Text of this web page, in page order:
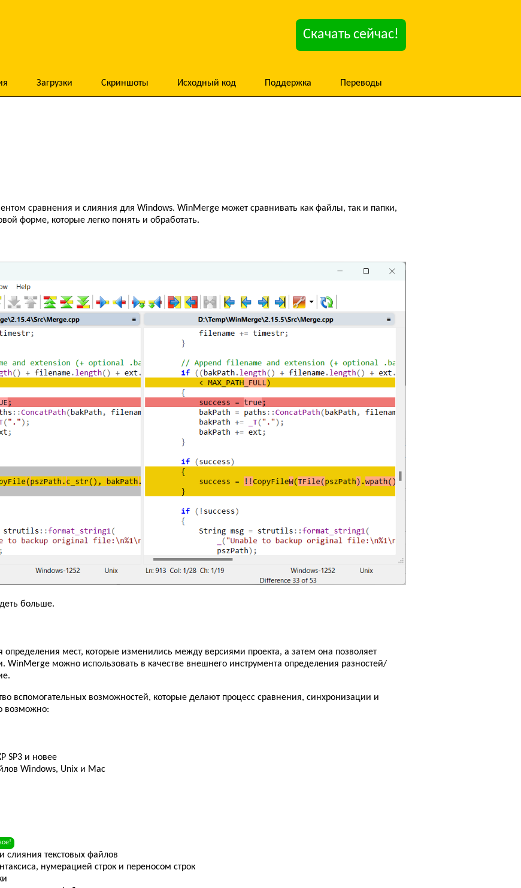
Скачать сейчас!
Загрузки Скриншоты Исходный код Поддержка Переводы
сравнения и слияния для Windows. WinMerge может сравнивать как файлы, так и папки,
форме, которые легко понять и обработать.
больше.
мест, которые изменились между версиями проекта, а затем она позволяет
можно использовать в качестве внешнего инструмента определения разностей/
вспомогательных возможностей, которые делают процесс сравнения, синхронизации и
возможно:
SP3 и новее
Windows, Unix и Mac
слияния текстовых файлов
нумерацией строк и переносом строк